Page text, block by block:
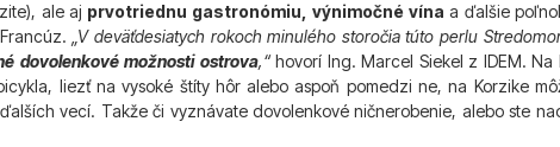
ale aj prvotriednu gastronómiu, výnimočné vína a ďalšie
„V deväťdesiatych rokoch minulého storočia túto perlu
dovolenkové možnosti ostrova,“hovorí Ing. Marcel Siekel z IDEM.
liezť na vysoké štíty hôr alebo aspoň pomedzi ne, na Korzike
vecí. Takže či vyznávate dovolenkové ničnerobenie, alebo ste